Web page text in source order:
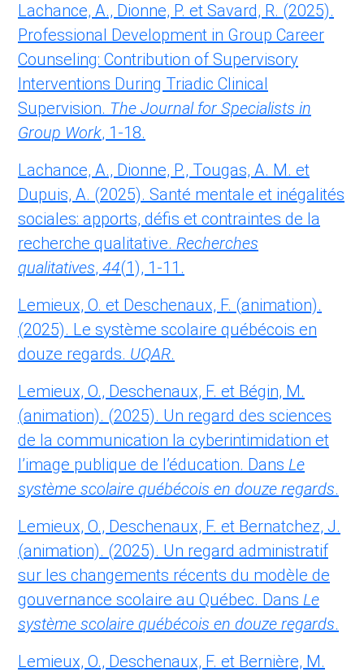
Lachance, A., Dionne, P. et Savard, R. (2025).
Professional Development in Group Career
Counseling: Contribution of Supervisory
Interventions During Triadic Clinical
Supervision. The Journal for Specialists in
Group Work, 1-18.
Lachance, A., Dionne, P., Tougas, A. M. et
Dupuis, A. (2025). Santé mentale et inégalités
sociales: apports, défis et contraintes de la
recherche qualitative. Recherches
qualitatives, 44(1), 1-11.
Lemieux, O. et Deschenaux, F. (animation).
(2025). Le système scolaire québécois en
douze regards. UQAR.
Lemieux, O., Deschenaux, F. et Bégin, M.
(animation). (2025). Un regard des sciences
de la communication la cyberintimidation et
l’image publique de l’éducation. Dans Le
système scolaire québécois en douze regards.
Lemieux, O., Deschenaux, F. et Bernatchez, J.
(animation). (2025). Un regard administratif
sur les changements récents du modèle de
gouvernance scolaire au Québec. Dans Le
système scolaire québécois en douze regards.
Lemieux, O., Deschenaux, F. et Bernière, M.